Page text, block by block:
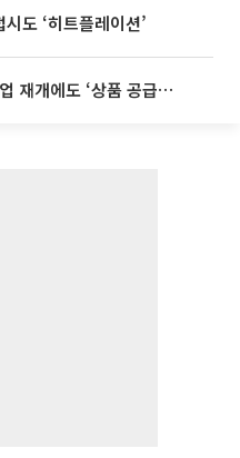
도 ‘히트플레이션’
‘회생 D-3주’ 홈플러스, 영업 재개에도 ‘상품 공급망’ 복구가 생존 관건